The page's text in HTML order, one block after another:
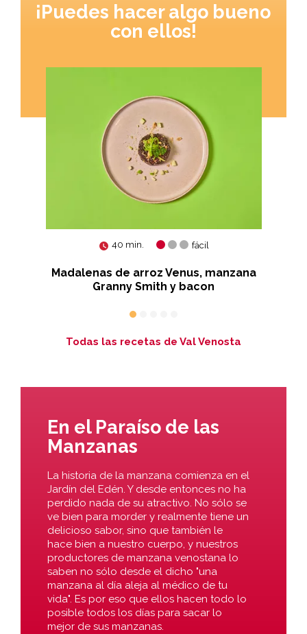
¡Puedes hacer algo bueno
con ellos!
40 min. fácil
Madalenas de arroz Venus, manzana
Granny Smith y bacon
Todas las recetas de Val Venosta
En el Paraíso de las
Manzanas
La historia de la manzana comienza en el
Jardín del Edén. Y desde entonces no ha
perdido nada de su atractivo. No sólo se
ve bien para morder y realmente tiene un
delicioso sabor, sino que también le
hace bien a nuestro cuerpo, y nuestros
productores de manzana venostana lo
saben no sólo desde el dicho "una
manzana al día aleja al médico de tu
vida". Es por eso que ellos hacen todo lo
posible todos los días para sacar lo
mejor de sus manzanas.